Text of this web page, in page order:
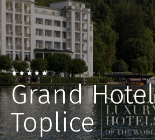
Grand Hotel
Toplice